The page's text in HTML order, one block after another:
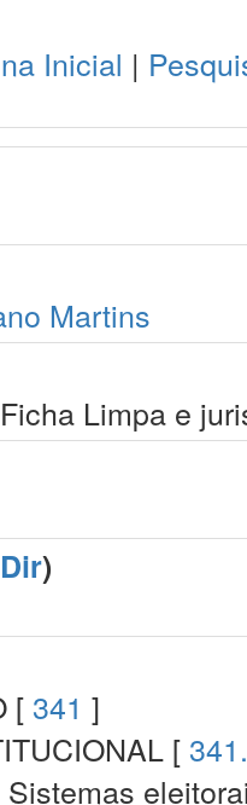
Inicial |
Martins
Limpa e
)
[ 341 ]
[
Sistemas